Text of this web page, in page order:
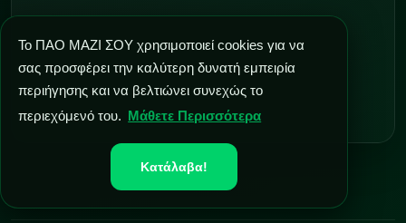
Το ΠΑΟ ΜΑΖΙ ΣΟΥ χρησιμοποιεί cookies για να
σας προσφέρει την καλύτερη δυνατή εμπειρία
περιήγησης και να βελτιώνει συνεχώς το
περιεχόμενό του. Μάθετε Περισσότερα
Κατάλαβα!